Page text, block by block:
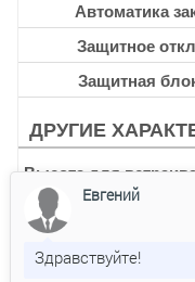
Автоматика
Защитное
Защитная
ДРУГИЕ
Высота для
Ширина для
Глубина для
Евгений
Здравствуйте!